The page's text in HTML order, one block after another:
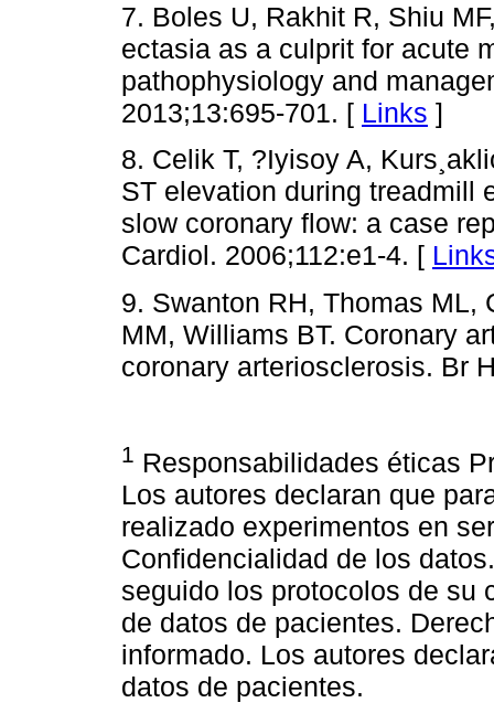
7. Boles U, Rakhit R, Shiu
ectasia as a culprit for acute
pathophysiology and
2013;13:695-701. [ Links ]
8. Celik T, ?Iyisoy A,
ST elevation during treadmill
slow coronary flow: a case
Cardiol. 2006;112:e1-4. [
9. Swanton RH, Thomas ML,
MM, Williams BT. Coronary
coronary arteriosclerosis. Br
1 Responsabilidades éticas
Los autores declaran que
realizado experimentos en
Confidencialidad de los
seguido los protocolos de su
de datos de pacientes.
informado. Los autores
datos de pacientes.